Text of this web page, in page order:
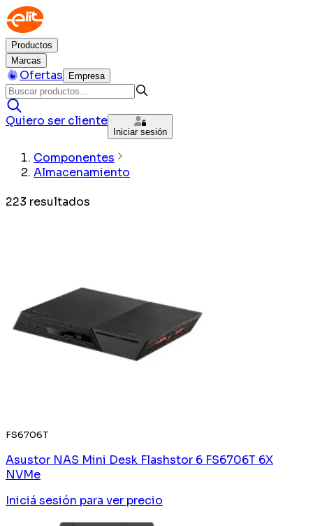
Productos
Marcas
Ofertas Empresa
Quiero ser cliente
Iniciar sesión
Componentes
Almacenamiento
223 resultados
FS6706T
Asustor NAS Mini Desk Flashstor 6 FS6706T 6X
NVMe
Iniciá sesión para ver precio